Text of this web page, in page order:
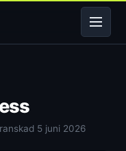
5 juni 2026